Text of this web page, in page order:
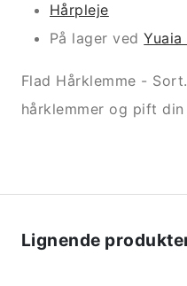
Hårpleje
På lager ved
Flad Hårklemme -
hårklemmer og pift
Lignende